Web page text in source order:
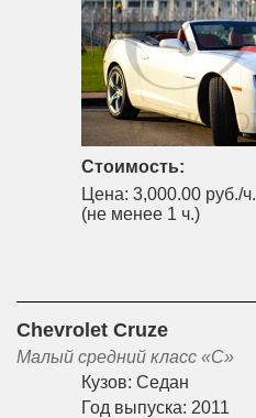
Стоимость:
Цена: 3,000.00 руб./ч.
(не менее 1 ч.)
Chevrolet Cruze
Малый средний класс «С»
Кузов: Седан
Год выпуска: 2011